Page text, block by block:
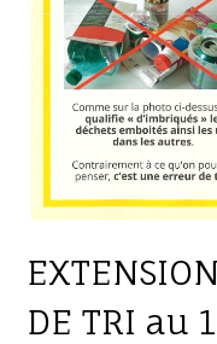
DE TRI au